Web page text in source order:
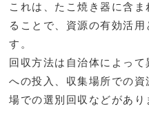
これは、たこ焼き器に含
ることで、資源の有効活
す。
回収方法は自治体によっ
への投入、収集場所での
場での選別回収などがあり